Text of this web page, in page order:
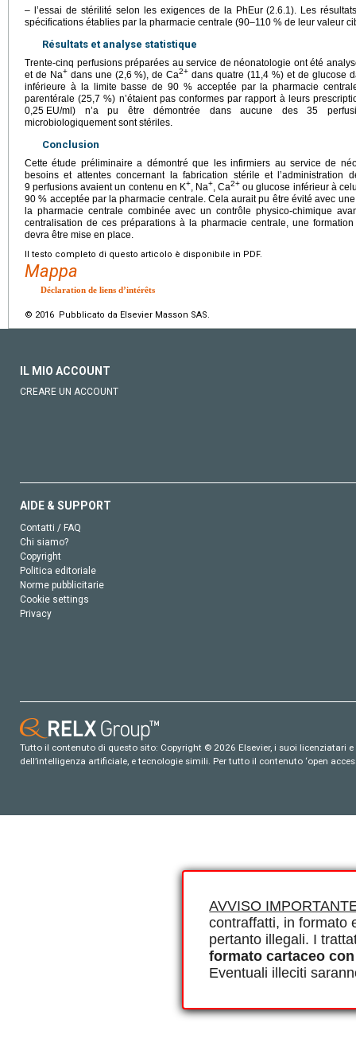
AVVISO
contraffatti, in formato
pertanto illegali. I
formato cartaceo
Eventuali illeciti
– l’essai de stérilité selon les exigences de la PhEur (2.6.1). Les
spécifications établies par la pharmacie centrale (90–110 % de leur valeur
Résultats et analyse statistique
Trente-cinq perfusions préparées au service de néonatologie ont été
et de Na+dans une (2,6 %), de Ca2+ dans quatre (11,4 %) et de glucose
inférieure à la limite basse de 90 % acceptée par la pharmacie
parentérale (25,7 %) n’étaient pas conformes par rapport à leurs
0,25 EU/ml) n’a pu être démontrée dans aucune des 35
microbiologiquement sont stériles.
Conclusion
Cette étude préliminaire a démontré que les infirmiers au service de
besoins et attentes concernant la fabrication stérile et l’administration
9 perfusions avaient un contenu en K+, Na+ , Ca2+ ou glucose inférieur à
90 % acceptée par la pharmacie centrale. Cela aurait pu être évité avec
la pharmacie centrale combinée avec un contrôle physico-chimique
centralisation de ces préparations à la pharmacie centrale, une
devra être mise en place.
Il testo completo di questo articolo è disponibile in PDF.
Mappa
Déclaration de liens d’intérêts
© 2016 Pubblicato da Elsevier Masson SAS.
IL MIO ACCOUNT
CREARE UN ACCOUNT
AIDE & SUPPORT
Contatti / FAQ
Chi siamo?
Copyright
Politica editoriale
Norme pubblicitarie
Cookie settings
Privacy
Tutto il contenuto di questo sito: Copyright © 2026 Elsevier, i suoi
dell’intelligenza artificiale, e tecnologie simili. Per tutto il contenuto ‘open